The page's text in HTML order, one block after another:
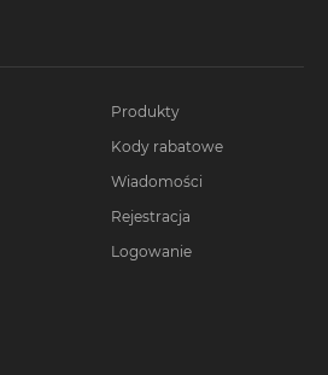
Produkty
Kody rabatowe
Wiadomości
Rejestracja
Logowanie